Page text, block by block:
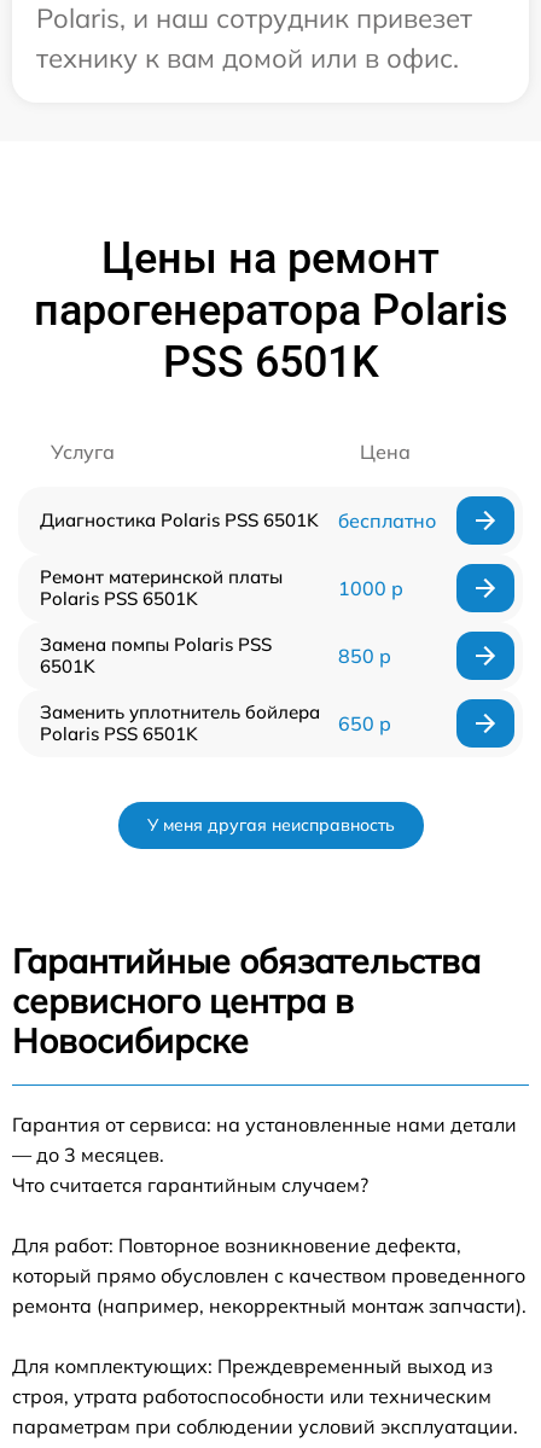
Polaris, и наш сотрудник привезет
технику к вам домой или в офис.
Цены на ремонт
парогенератора Polaris
PSS 6501K
Услуга Цена
Диагностика Polaris PSS 6501K бесплатно
Ремонт материнской платы
Polaris PSS 6501K
1000 р
Замена помпы Polaris PSS
6501K
850 р
Заменить уплотнитель бойлера
Polaris PSS 6501K
650 р
У меня другая неисправность
Гарантийные обязательства
сервисного центра в
Новосибирске
Гарантия от сервиса: на установленные нами детали
— до 3 месяцев.
Что считается гарантийным случаем?
Для работ: Повторное возникновение дефекта,
который прямо обусловлен с качеством проведенного
ремонта (например, некорректный монтаж запчасти).
Для комплектующих: Преждевременный выход из
строя, утрата работоспособности или техническим
параметрам при соблюдении условий эксплуатации.